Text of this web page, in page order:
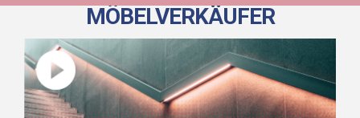
MÖBELVERKÄUFER